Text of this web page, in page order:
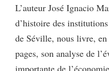
L’auteur José Ignacio
d’histoire des
de Séville, nous livre,
pages, son analyse de
importante de